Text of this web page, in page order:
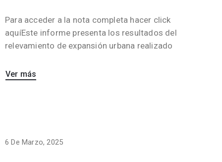
Para acceder a la nota completa hacer click
aquíEste informe presenta los resultados del
relevamiento de expansión urbana realizado
Ver más
6 De Marzo, 2025